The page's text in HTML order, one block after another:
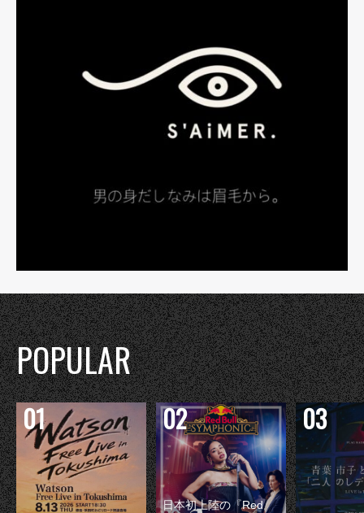
POPULAR
日本初上陸の『Red